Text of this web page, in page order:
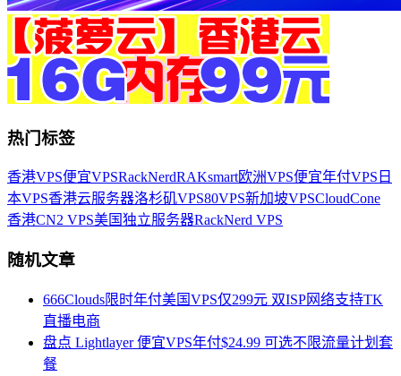
热门标签
香港VPS便宜VPSRackNerdRAKsmart欧洲VPS便宜年付VPS 日
本VPS香港云服务器洛杉矶VPS80VPS新加坡VPSCloudCone
香港CN2 VPS美国独立服务器RackNerd VPS
随机文章
666Clouds限时年付美国VPS仅299元 双ISP网络支持TK
直播电商
盘点 Lightlayer 便宜VPS年付$24.99 可选不限流量计划套
餐